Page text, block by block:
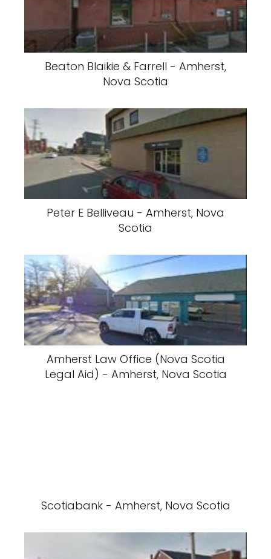
Beaton Blaikie & Farrell - Amherst,
Nova Scotia
Peter E Belliveau - Amherst, Nova
Scotia
Amherst Law Office (Nova Scotia
Legal Aid) - Amherst, Nova Scotia
Scotiabank - Amherst, Nova Scotia